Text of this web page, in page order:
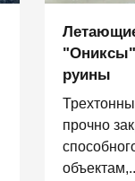
руины
прочно